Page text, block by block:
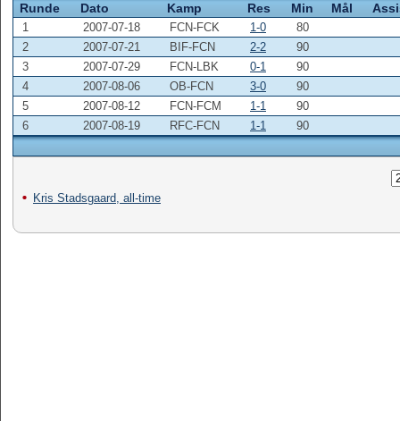
Runde Dato Kamp Res Min Mål
1 2007-07-18 FCN-FCK 1-0
80
2
2007-07-21 BIF-FCN 2-2
90
3
2007-07-29 FCN-LBK 0-1
90
4
2007-08-06 OB-FCN 3-0
90
5
2007-08-12 FCN-FCM 1-1
90
6
2007-08-19 RFC-FCN 1-1 90
Kris Stadsgaard, all-time